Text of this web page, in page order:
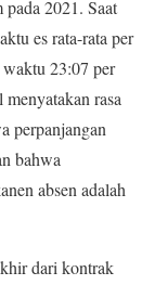
2021. Saat
es rata-rata per
23:07 per
rasa
perpanjangan
bahwa
absen adalah
dari kontrak